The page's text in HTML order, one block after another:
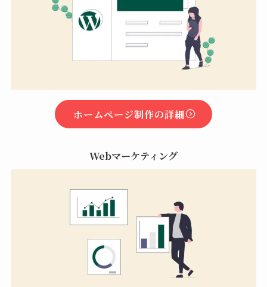
ホームページ制作の詳細
Webマーケティング